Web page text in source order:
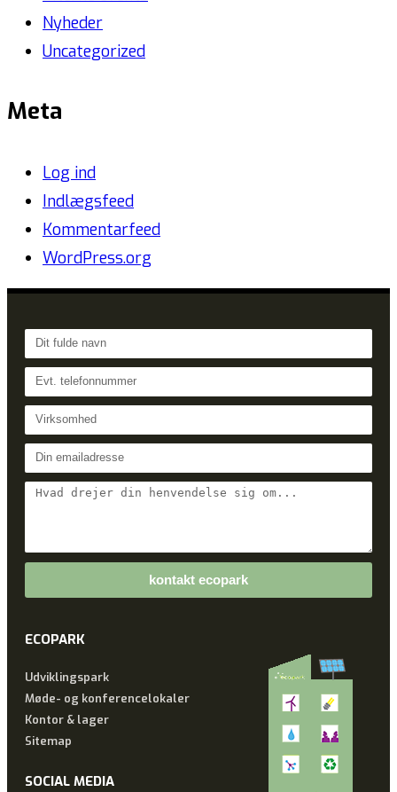
Nyheder
Uncategorized
Meta
Log ind
Indlægsfeed
Kommentarfeed
WordPress.org
kontakt ecopark
ECOPARK
Udviklingspark
Møde- og konferencelokaler
Kontor & lager
Sitemap
SOCIAL MEDIA